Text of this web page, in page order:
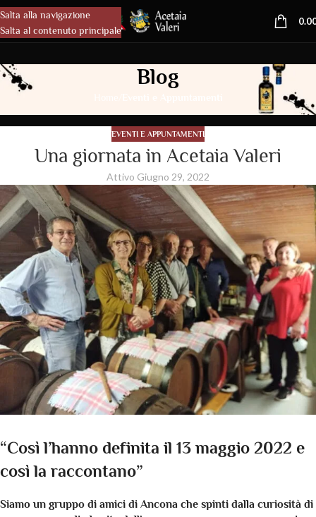
Salta alla navigazione
Salta al contenuto principale
MENU
Blog
EVENTI E APPUNTAMENTI
Una giornata in Acetaia Valeri
Attivo Giugno 29, 2022
“Così l’hanno definita il 13 maggio 2022 e
così la raccontano”
Siamo un gruppo di amici di Ancona che spinti dalla curiosità di